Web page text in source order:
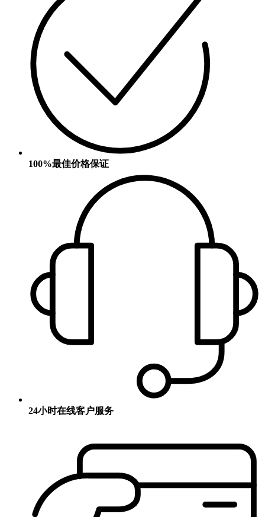
100%最佳价格保证
24小时在线客户服务